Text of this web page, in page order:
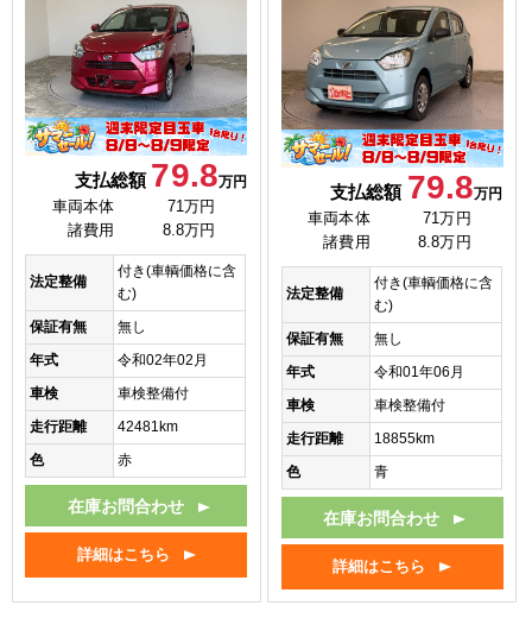
支払総額 79.8万円
車両本体
71万円
諸費用
8.8万円
法定整備
付き(車輌価格に含
む)
保証有無
無し
年式
令和02年02月
車検
車検整備付
走行距離
42481km
色
赤
在庫お問合わせ
詳細はこちら
支払総額 79.8万円
車両本体
71万円
諸費用
8.8万円
法定整備
付き(車輌価格に含
む)
保証有無
無し
年式
令和01年06月
車検
車検整備付
走行距離
18855km
色
青
在庫お問合わせ
詳細はこちら